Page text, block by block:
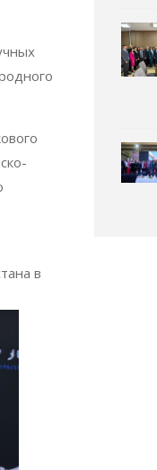
в